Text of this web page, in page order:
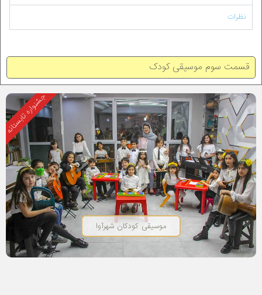
نظرات
قسمت سوم موسیقی کودک
موسیقی کودکان شهرآوا
جشنواره تابستانه